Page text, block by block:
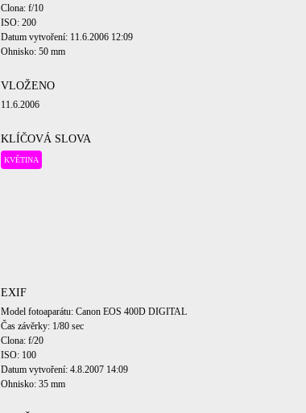
Clona: f/10
ISO: 200
Datum vytvoření: 11.6.2006 12:09
Ohnisko: 50 mm
VLOŽENO
11.6.2006
KLÍČOVÁ SLOVA
KVĚTINA
EXIF
Model fotoaparátu: Canon EOS 400D DIGITAL
Čas závěrky: 1/80 sec
Clona: f/20
ISO: 100
Datum vytvoření: 4.8.2007 14:09
Ohnisko: 35 mm